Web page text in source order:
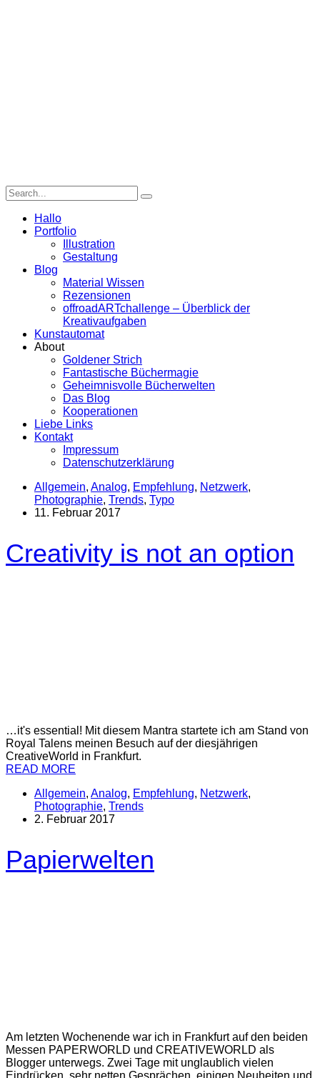
Hallo
Portfolio
Illustration
Gestaltung
Blog
Material Wissen
Rezensionen
offroadARTchallenge – Überblick der
Kreativaufgaben
Kunstautomat
About
Goldener Strich
Fantastische Büchermagie
Geheimnisvolle Bücherwelten
Das Blog
Kooperationen
Liebe Links
Kontakt
Impressum
Datenschutzerklärung
Allgemein, Analog, Empfehlung, Netzwerk,
Photographie, Trends, Typo
11. Februar 2017
Creativity is not an option
…it's essential! Mit diesem Mantra startete ich am Stand von
Royal Talens meinen Besuch auf der diesjährigen
CreativeWorld in Frankfurt.
READ MORE
Allgemein, Analog, Empfehlung, Netzwerk,
Photographie, Trends
2. Februar 2017
Papierwelten
Am letzten Wochenende war ich in Frankfurt auf den beiden
Messen PAPERWORLD und CREATIVEWORLD als
Blogger unterwegs. Zwei Tage mit unglaublich vielen
Eindrücken, sehr netten Gesprächen, einigen Neuheiten und